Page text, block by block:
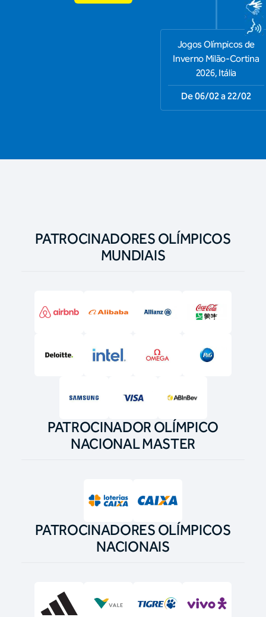
Jogos Olímpicos de
Inverno Milão-Cortina
2026, Itália
De 06/02 a 22/02
PATROCINADORES OLÍMPICOS
MUNDIAIS
PATROCINADOR OLÍMPICO
NACIONAL MASTER
PATROCINADORES OLÍMPICOS
NACIONAIS